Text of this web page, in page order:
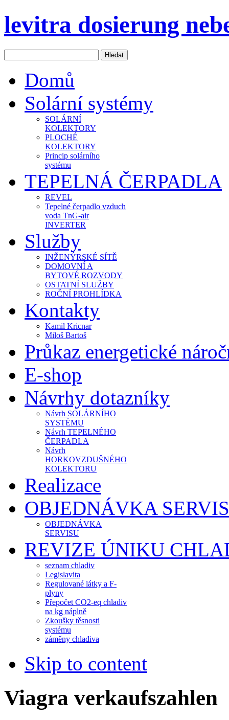
levitra dosierung
Domů
Solární systémy
SOLÁRNÍ
KOLEKTORY
PLOCHÉ
KOLEKTORY
Princip solárního
systému
TEPELNÁ ČERPADLA
REVEL
Tepelné čerpadlo vzduch
voda TnG-air
INVERTER
Služby
INŽENÝRSKÉ SÍTĚ
DOMOVNÍ A
BYTOVÉ ROZVODY
OSTATNÍ SLUŽBY
ROČNÍ PROHLÍDKA
Kontakty
Kamil Kricnar
Miloš Bartoš
Průkaz energetické
E-shop
Návrhy dotazníky
Návrh SOLÁRNÍHO
SYSTÉMU
Návrh TEPELNÉHO
ČERPADLA
Návrh
HORKOVZDUŠNÉHO
KOLEKTORU
Realizace
OBJEDNÁVKA
OBJEDNÁVKA
SERVISU
REVIZE ÚNIKU
seznam chladiv
Legislavita
Regulované látky a F-
plyny
Přepočet CO2-eq chladiv
na kg náplně
Zkoušky těsnosti
systému
záměny chladiva
Skip to content
Viagra verkaufszahlen